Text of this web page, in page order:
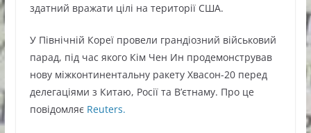
здатний вражати цілі на території США.
У Північній Кореї провели грандіозний військовий
парад, під час якого Кім Чен Ин продемонстрував
нову міжконтинентальну ракету Хвасон-20 перед
делегаціями з Китаю, Росії та В’єтнаму. Про це
повідомляє Reuters.